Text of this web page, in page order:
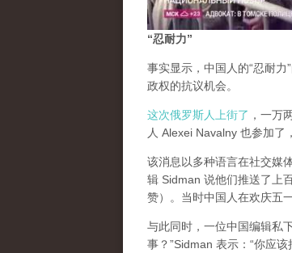
“忍耐力”
事实显示，中国人的“忍耐
政权的抗议机会。
这次俄罗斯人上街了 ，一万
人 Alexei Navalny 也参加了
该消息以多种语言在社交媒
辑 Sidman 说他们推送了上
赞）。当时中国人在欢庆五
与此同时，一位中国编辑私
事？”Sidman 表示：“你应